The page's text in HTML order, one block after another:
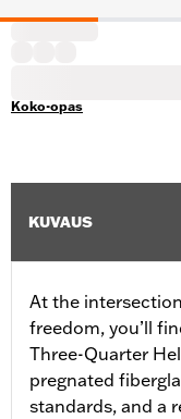
Koko-opas
KUVAUS
At the
freedom, you’ll
Three-Quarter
pregnated
standards, and a